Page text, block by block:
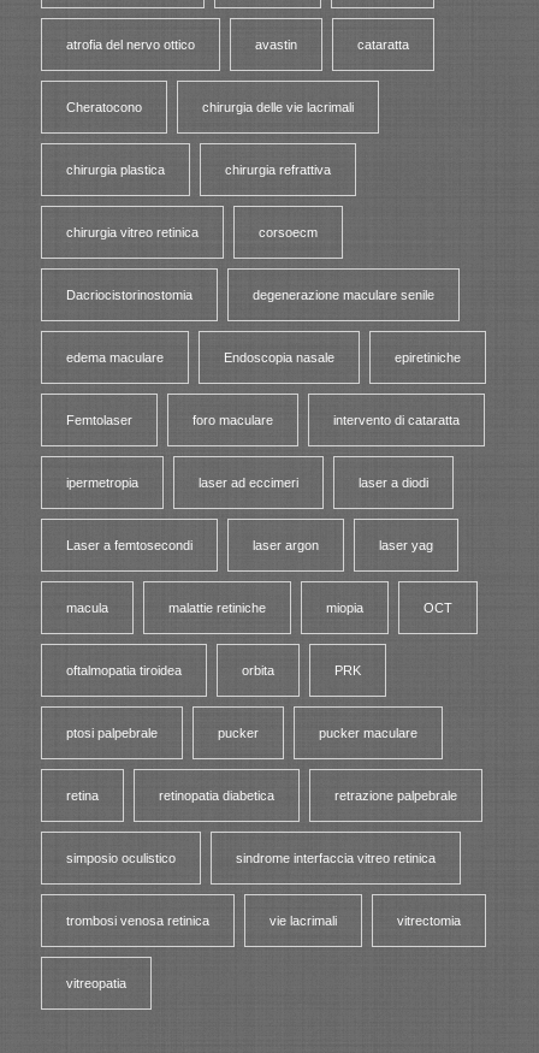
atrofia del nervo ottico avastin cataratta
Cheratocono chirurgia delle vie lacrimali
chirurgia plastica chirurgia refrattiva
chirurgia vitreo retinica corsoecm
Dacriocistorinostomia degenerazione maculare senile
edema maculare Endoscopia nasale epiretiniche
Femtolaser foro maculare intervento di cataratta
ipermetropia laser ad eccimeri laser a diodi
Laser a femtosecondi laser argon laser yag
macula malattie retiniche miopia OCT
oftalmopatia tiroidea orbita PRK
ptosi palpebrale pucker pucker maculare
retina retinopatia diabetica retrazione palpebrale
simposio oculistico sindrome interfaccia vitreo retinica
trombosi venosa retinica vie lacrimali vitrectomia
vitreopatia